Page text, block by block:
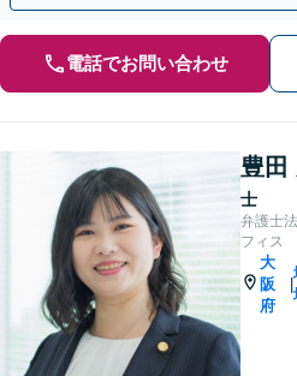
電話でお問い合わせ
豊田
士
弁護士
フィス
大
阪
府